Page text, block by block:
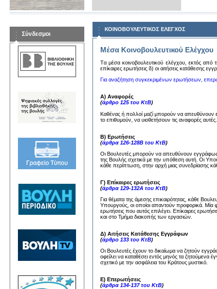
Σύνδεσμοι
ΚΟΙΝΟΒΟΥΛΕΥΤΙΚΟΣ ΕΛΕΓΧΟΣ
Μέσα Κοινοβουλευτικού Ελέγχου
Tα μέσα κoινoβoυλευτικoύ ελέγχoυ, εκτός από
επίκαιρες ερωτήσεις δ) oι αιτήσεις κατάθεσης
Για αναζήτηση συγκεκριμένων ερωτήσεων,
Α) Αναφορές
(άρθρο 125 του ΚτΒ)
Καθένας ή πολλοί μαζί μπορούν να
το επιθυμούν, να υιοθετήσουν τις αναφορές
Β) Ερωτήσεις
(άρθρα 126-128Β του ΚτΒ)
Οι Βουλευτές μπορούν να απευθύνουν
της Βουλής σχετικά με την υπόθεση αυτή. Οι
κάθε περίπτωση, στην αρχή μιας συνεδρίασης
Γ) Επίκαιρες ερωτήσεις
(άρθρα 129-132Α του ΚτΒ)
Για θέματα της άμεσης επικαιρότητας, κάθε
Υπουργούς, οι οποίοι απαντούν προφορικά. Μία
ερωτήσεις που αυτός επιλέγει. Επίκαιρες
και στο Τμήμα διακοπής των εργασιών.
Δ) Αιτήσεις Κατάθεσης Εγγράφων
(άρθρο 133 του ΚτΒ)
Οι Βουλευτές έχουν το δικαίωμα να ζητούν
οφείλει να καταθέσει εντός μηνός τα
σχετικό με την ασφάλεια του Κράτους μυστικό.
Ε) Επερωτήσεις
(άρθρα 134-137 του ΚτΒ)